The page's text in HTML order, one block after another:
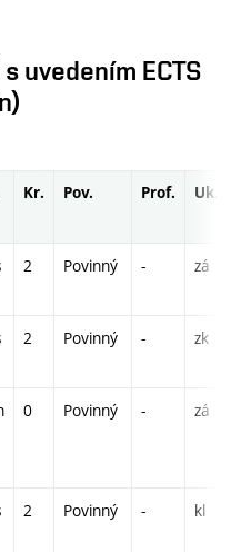
uvedením ECTS
Kr. Pov. Prof. Uk.
2 Povinný - zá
2 Povinný - zk
0 Povinný - zá
2 Povinný - kl